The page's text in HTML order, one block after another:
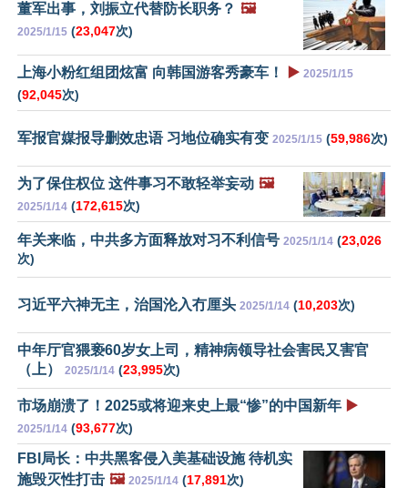
董军出事，刘振立代替防长职务？ 🖼️
2025/1/15 (23,047次)
上海小粉红组团炫富 向韩国游客秀豪车！ ▶️ 2025/1/15
(92,045次)
军报官媒报导删效忠语 习地位确实有变 2025/1/15 (59,986次)
为了保住权位 这件事习不敢轻举妄动 🖼️
2025/1/14 (172,615次)
年关来临，中共多方面释放对习不利信号 2025/1/14 (23,026
次)
习近平六神无主，治国沦入冇厘头 2025/1/14 (10,203次)
中年厅官猥亵60岁女上司，精神病领导社会害民又害官
（上）
2025/1/14 (23,995次)
市场崩溃了！2025或将迎来史上最“惨”的中国新年 ▶️
2025/1/14 (93,677次)
FBI局长：中共黑客侵入美基础设施 待机实
施毁灭性打击 🖼️ 2025/1/14 (17,891次)